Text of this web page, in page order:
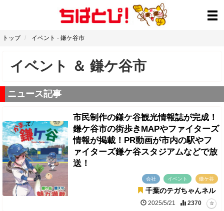
トップ イベント - 鎌ケ谷市
イベント ＆ 鎌ケ谷市
ニュース記事
市民制作の鎌ケ谷観光情報誌が完成！
鎌ケ谷市の街歩きMAPやファイターズ
情報が掲載！PR動画が市内の駅やフ
ァイターズ鎌ケ谷スタジアムなどで放
送！
会社 イベント 鎌ケ谷
千葉のテガちゃんネル
2025/5/21 2370